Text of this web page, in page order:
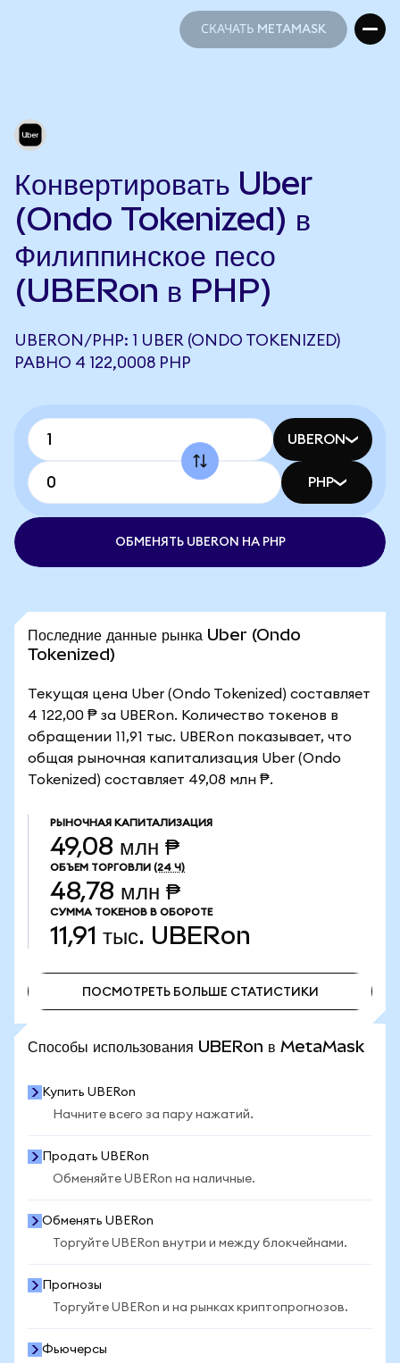
СКАЧАТЬ METAMASK
Конвертировать Uber
(Ondo Tokenized) в
Филиппинское песо
(UBERon в PHP)
UBERON/PHP: 1 UBER (ONDO TOKENIZED)
РАВНО 4 122,0008 PHP
UBERON
PHP
ОБМЕНЯТЬ UBERON НА PHP
Последние данные рынка Uber (Ondo
Tokenized)
Текущая цена Uber (Ondo Tokenized) составляет
4 122,00 ₱ за UBERon. Количество токенов в
обращении 11,91 тыс. UBERon показывает, что
общая рыночная капитализация Uber (Ondo
Tokenized) составляет 49,08 млн ₱.
РЫНОЧНАЯ КАПИТАЛИЗАЦИЯ
49,08 млн ₱
ОБЪЕМ ТОРГОВЛИ (24 Ч)
48,78 млн ₱
СУММА ТОКЕНОВ В ОБОРОТЕ
11,91 тыс. UBERon
ПОСМОТРЕТЬ БОЛЬШЕ СТАТИСТИКИ
Способы использования UBERon в MetaMask
Купить UBERon
Начните всего за пару нажатий.
Продать UBERon
Обменяйте UBERon на наличные.
Обменять UBERon
Торгуйте UBERon внутри и между блокчейнами.
Прогнозы
Торгуйте UBERon и на рынках криптопрогнозов.
Фьючерсы